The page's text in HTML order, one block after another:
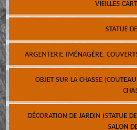
VIEILLES
STATUE
ARGENTERIE (MÉNAGÈRE,
OBJET SUR LA CHASSE
DÉCORATION DE JARDIN (STATUE
SALON